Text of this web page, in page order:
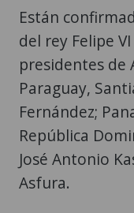
Están
del rey Felipe
presidentes de
Paraguay,
Fernández;
República
José Antonio
Asfura.